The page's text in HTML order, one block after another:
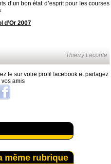
d’un bon état d’esprit pour les courses
d’Or 2007
Thierry Leconte
le sur votre profil facebook et partagez
vos amis
même rubrique